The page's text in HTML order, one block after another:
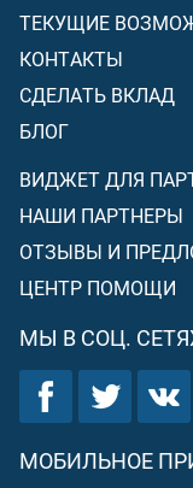
ТЕКУЩИЕ
КОНТАКТЫ
СДЕЛАТЬ ВКЛАД
БЛОГ
ВИДЖЕТ ДЛЯ
НАШИ ПАРТНЕРЫ
ОТЗЫВЫ И
ЦЕНТР ПОМОЩИ
МЫ В СОЦ.
МОБИЛЬНОЕ